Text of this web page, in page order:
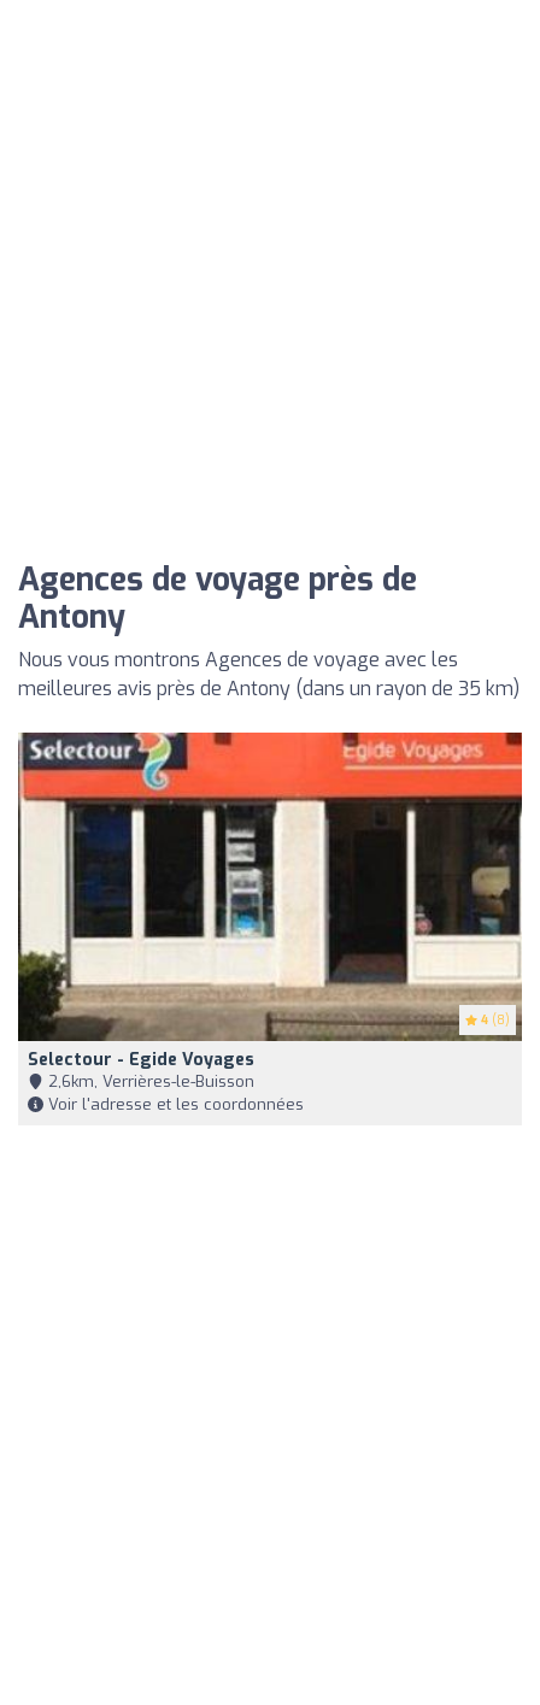
Agences de voyage près de
Antony
Nous vous montrons Agences de voyage avec les
meilleures avis près de Antony (dans un rayon de 35 km)
4 (8)
Selectour - Egide Voyages
2,6km, Verrières-le-Buisson
Voir l'adresse et les coordonnées